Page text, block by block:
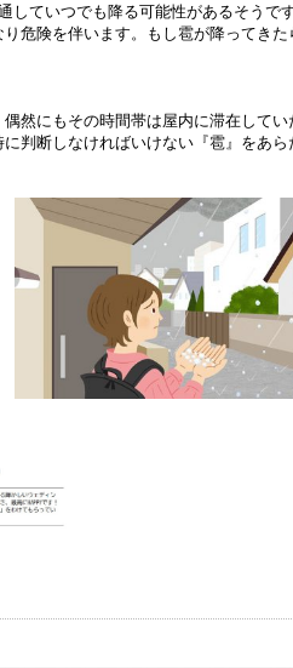
していつでも降る可能性があるそうで
危険を伴います。もし雹が降ってき
然にもその時間帯は屋内に滞在して
判断しなければいけない『雹』をあ